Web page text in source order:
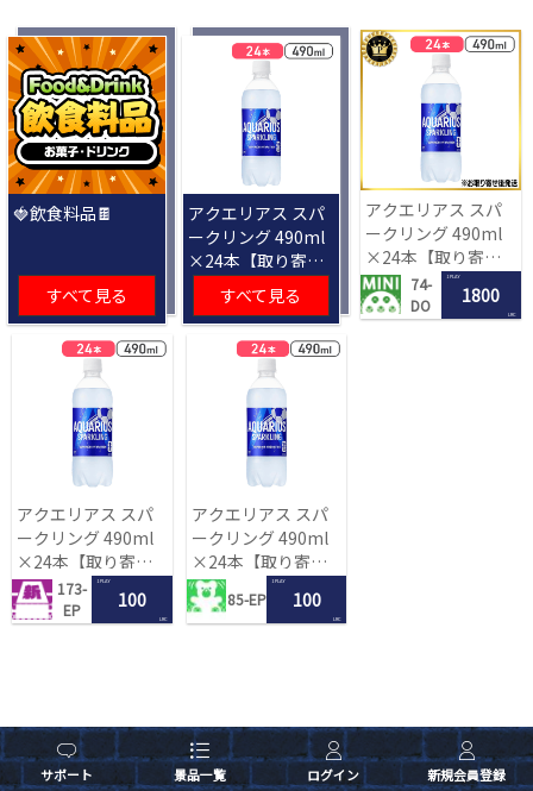
サポート 景品一覧 ログイン 新規会員登録
🍓飲食料品🍫
すべて見る
アクエリアス スパ
ークリング 490ml
×24本【取り寄せ
入荷後次第発送】
すべて見る
アクエリアス スパ
ークリング 490ml
×24本【取り寄せ
入荷後次第発送】
74-
DO
1 PLAY
1800
LRC
アクエリアス スパ
ークリング 490ml
×24本【取り寄せ
入荷後次第発送】
173-
EP
1 PLAY
100
LRC
アクエリアス スパ
ークリング 490ml
×24本【取り寄せ
入荷後次第発送】
85-EP
1 PLAY
100
LRC